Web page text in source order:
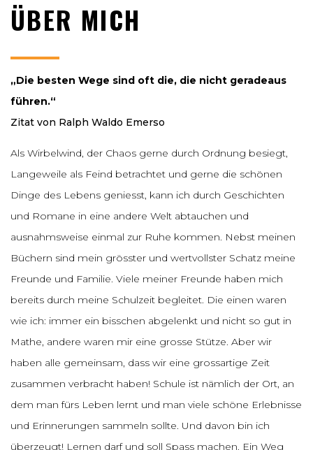
ÜBER MICH
„Die besten Wege sind oft die, die nicht geradeaus
führen.“
Zitat von Ralph Waldo Emerso
Als Wirbelwind, der Chaos gerne durch Ordnung besiegt,
Langeweile als Feind betrachtet und gerne die schönen
Dinge des Lebens geniesst, kann ich durch Geschichten
und Romane in eine andere Welt abtauchen und
ausnahmsweise einmal zur Ruhe kommen. Nebst meinen
Büchern sind mein grösster und wertvollster Schatz meine
Freunde und Familie. Viele meiner Freunde haben mich
bereits durch meine Schulzeit begleitet. Die einen waren
wie ich: immer ein bisschen abgelenkt und nicht so gut in
Mathe, andere waren mir eine grosse Stütze. Aber wir
haben alle gemeinsam, dass wir eine grossartige Zeit
zusammen verbracht haben! Schule ist nämlich der Ort, an
dem man fürs Leben lernt und man viele schöne Erlebnisse
und Erinnerungen sammeln sollte. Und davon bin ich
überzeugt! Lernen darf und soll Spass machen. Ein Weg